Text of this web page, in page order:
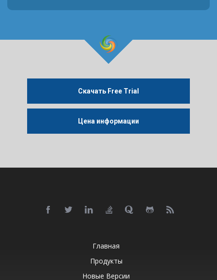
Скачать Free Trial
Цена информации
Главная
Продукты
Новые Версии